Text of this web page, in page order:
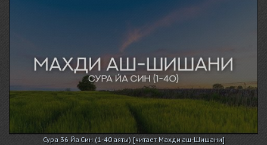
Сура 36 Йа Син (1-40 аяты) [читает Махди аш-Шишани]